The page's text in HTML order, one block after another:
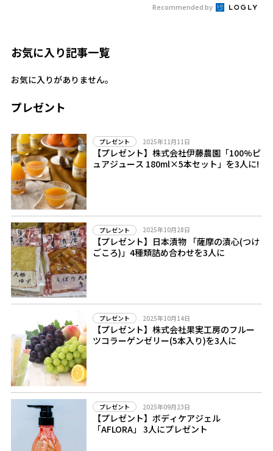
Recommended by
お気に入り記事一覧
お気に入りがありません。
プレゼント
プレゼント 2025年11月11日
【プレゼント】株式会社伊藤農園「100%ピ
ュアジュース 180ml×5本セット」を3人に!
プレゼント 2025年10月28日
【プレゼント】日本漬物 「薩摩の漬心(つけ
ごころ)」4種類詰め合わせを3人に
プレゼント 2025年10月14日
【プレゼント】株式会社果実工房のフルー
ツコラーゲンゼリー(5本入り)を3人に
プレゼント 2025年09月23日
【プレゼント】ボディケアジェル
「AFLORA」 3人にプレゼント